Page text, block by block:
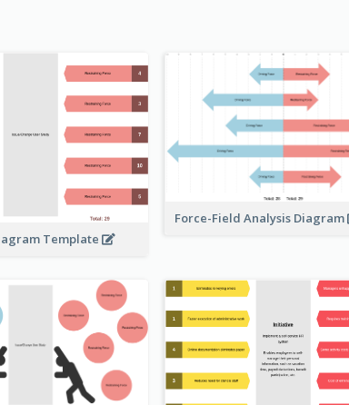
Template
Force-Field Analysis Diagram